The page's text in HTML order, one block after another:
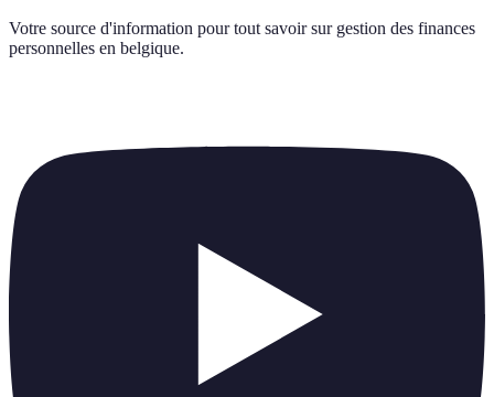
Votre source d'information pour tout savoir sur gestion des finances
personnelles en belgique.